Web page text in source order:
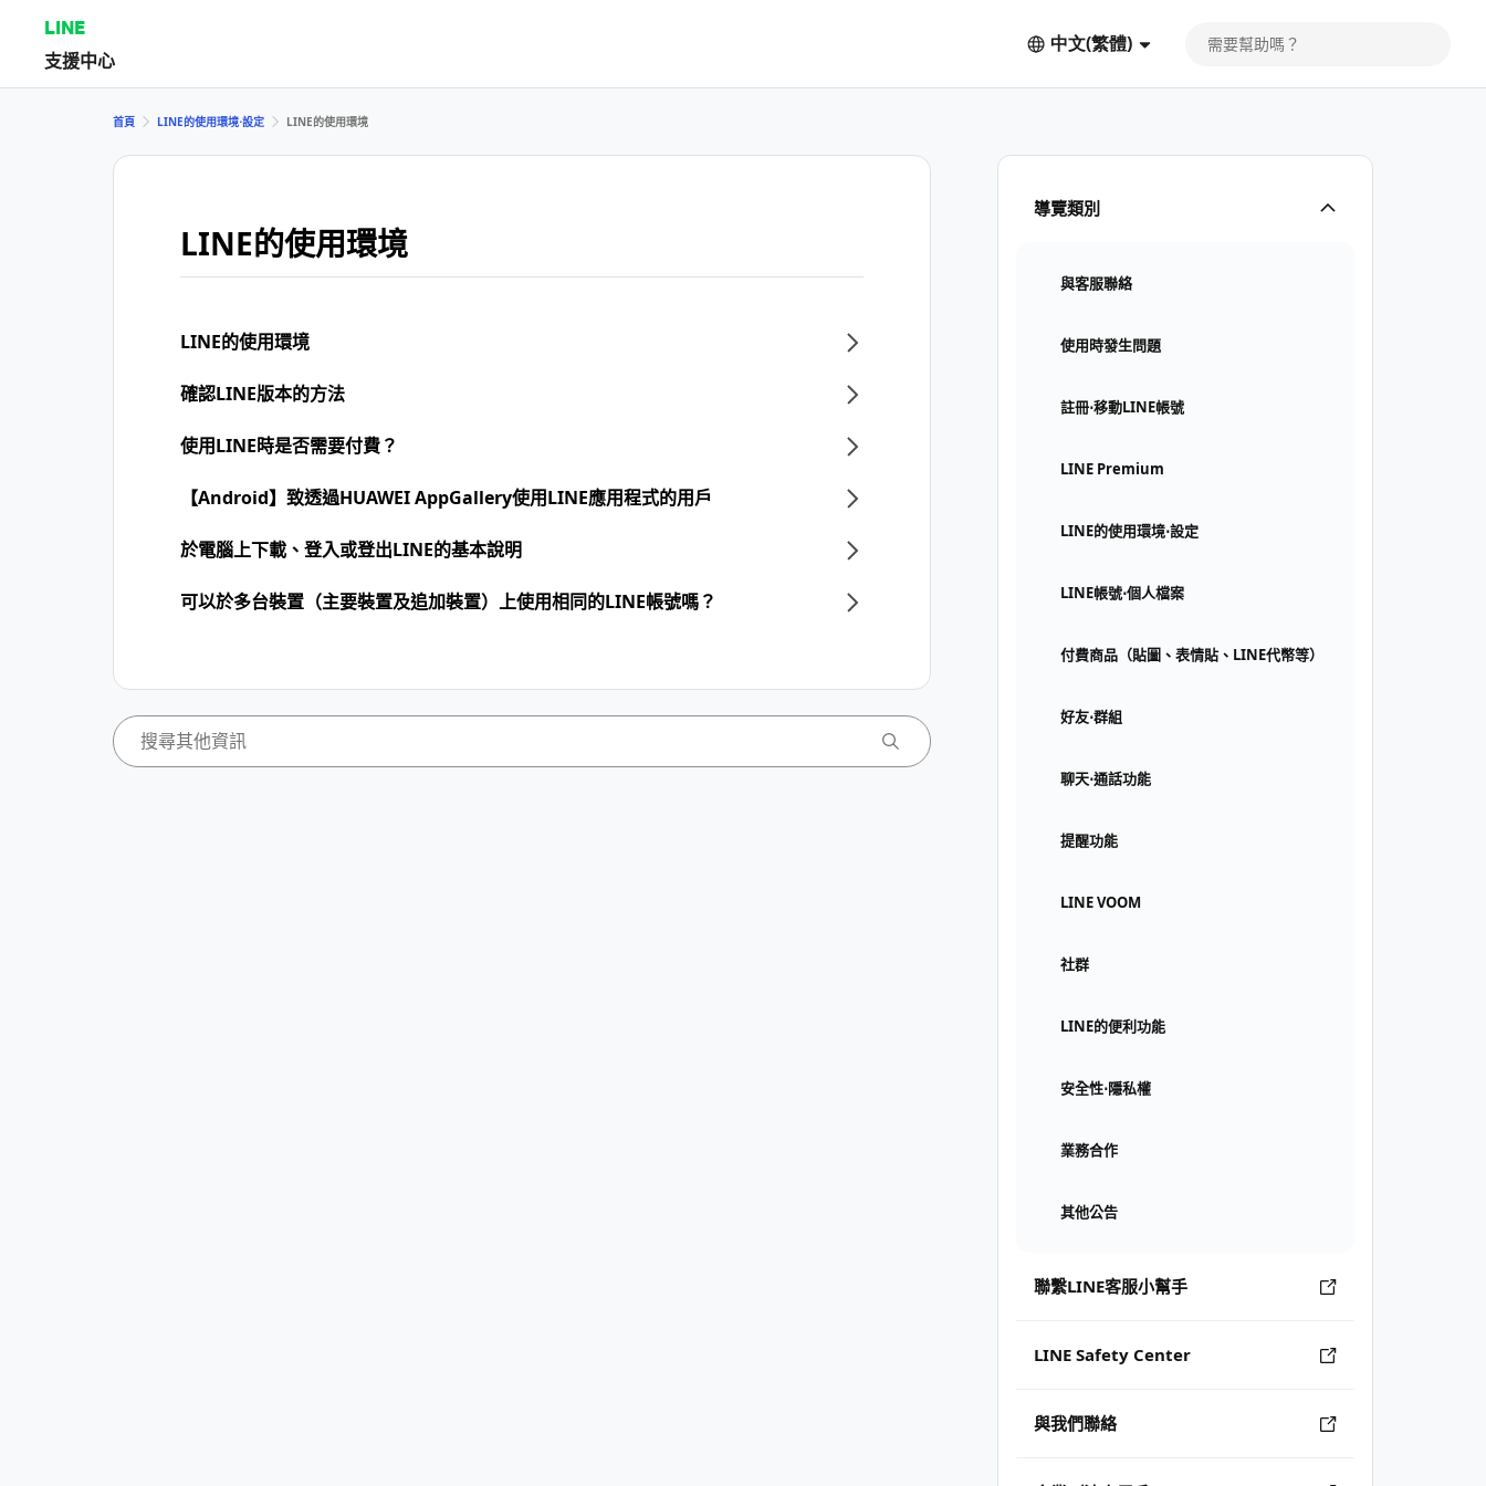
LINE
支援中心
中文(繁體)
導覽類別
與客服聯絡
使用時發生問題
註冊⋅移動LINE帳號
LINE Premium
LINE的使用環境⋅設定
LINE帳號⋅個人檔案
付費商品（貼圖、表情貼、LINE代幣等）
好友⋅群組
聊天⋅通話功能
提醒功能
LINE VOOM
社群
LINE的便利功能
安全性⋅隱私權
業務合作
其他公告
聯繫LINE客服小幫手
LINE Safety Center
與我們聯絡
首頁 LINE的使用環境⋅設定 LINE的使用環境
LINE的使用環境
LINE的使用環境
確認LINE版本的方法
使用LINE時是否需要付費？
【Android】致透過HUAWEI AppGallery使用LINE應用程式的用戶
於電腦上下載、登入或登出LINE的基本說明
可以於多台裝置（主要裝置及追加裝置）上使用相同的LINE帳號嗎？